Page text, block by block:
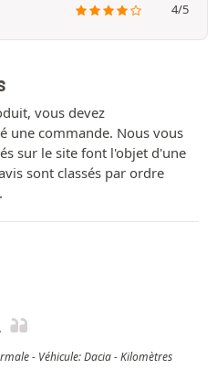
4/5
vous devez
une commande. Nous vous
sur le site font l'objet d'une
sont classés par ordre
- Véhicule: Dacia - Kilomètres